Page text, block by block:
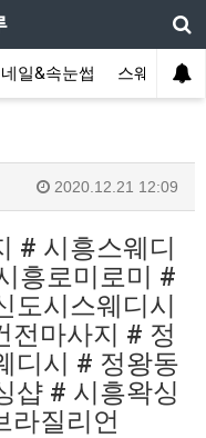
네일&속눈썹 스웨디시(
2020.12.21 12:09
# 시흥스웨디
흥로미로미 #
도시스웨디시
전마사지 # 정
디시 # 정왕동
샵 # 시흥왁싱
라질리언